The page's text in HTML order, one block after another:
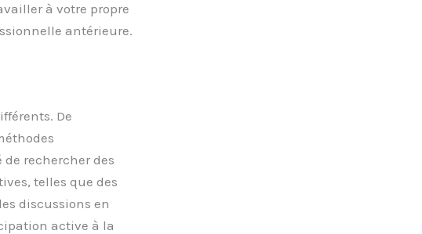
à votre propre
antérieure.
De
rechercher des
telles que des
discussions en
active à la